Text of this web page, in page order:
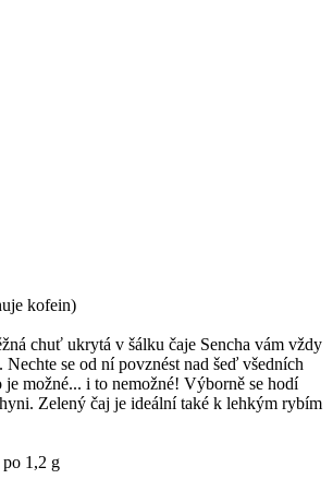
kofein)
chuť ukrytá v šálku čaje Sencha vám vždy
se od ní povznést nad šeď všedních
je možné... i to nemožné! Výborně se hodí
Zelený čaj je ideální také k lehkým rybím
1,2 g